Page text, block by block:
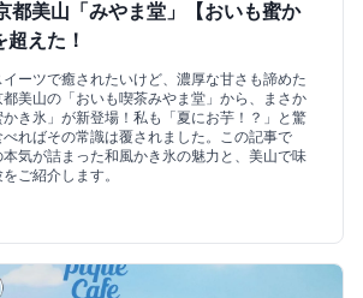
都美山「みやま堂」【おいも蜜か
えた！
ーツで癒されたいけど、濃厚な甘さも諦めた
都美山の「おいも喫茶みやま堂」から、まさか
き氷」が新登場！私も「夏にお芋！？」と驚
ればその常識は覆されました。この記事で
気が詰まった和風かき氷の魅力と、美山で味
ご紹介します。